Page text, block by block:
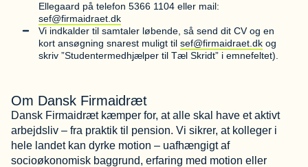
Ellegaard på telefon 5366 1104 eller mail:
sef@firmaidraet.dk
Vi indkalder til samtaler løbende, så send dit CV og en
kort ansøgning snarest muligt til sef@firmaidraet.dk og
skriv ”Studentermedhjælper til Tæl Skridt” i emnefeltet).
Om Dansk Firmaidræt
Dansk Firmaidræt kæmper for, at alle skal have et aktivt
arbejdsliv – fra praktik til pension. Vi sikrer, at kolleger i
hele landet kan dyrke motion – uafhængigt af
socioøkonomisk baggrund, erfaring med motion eller